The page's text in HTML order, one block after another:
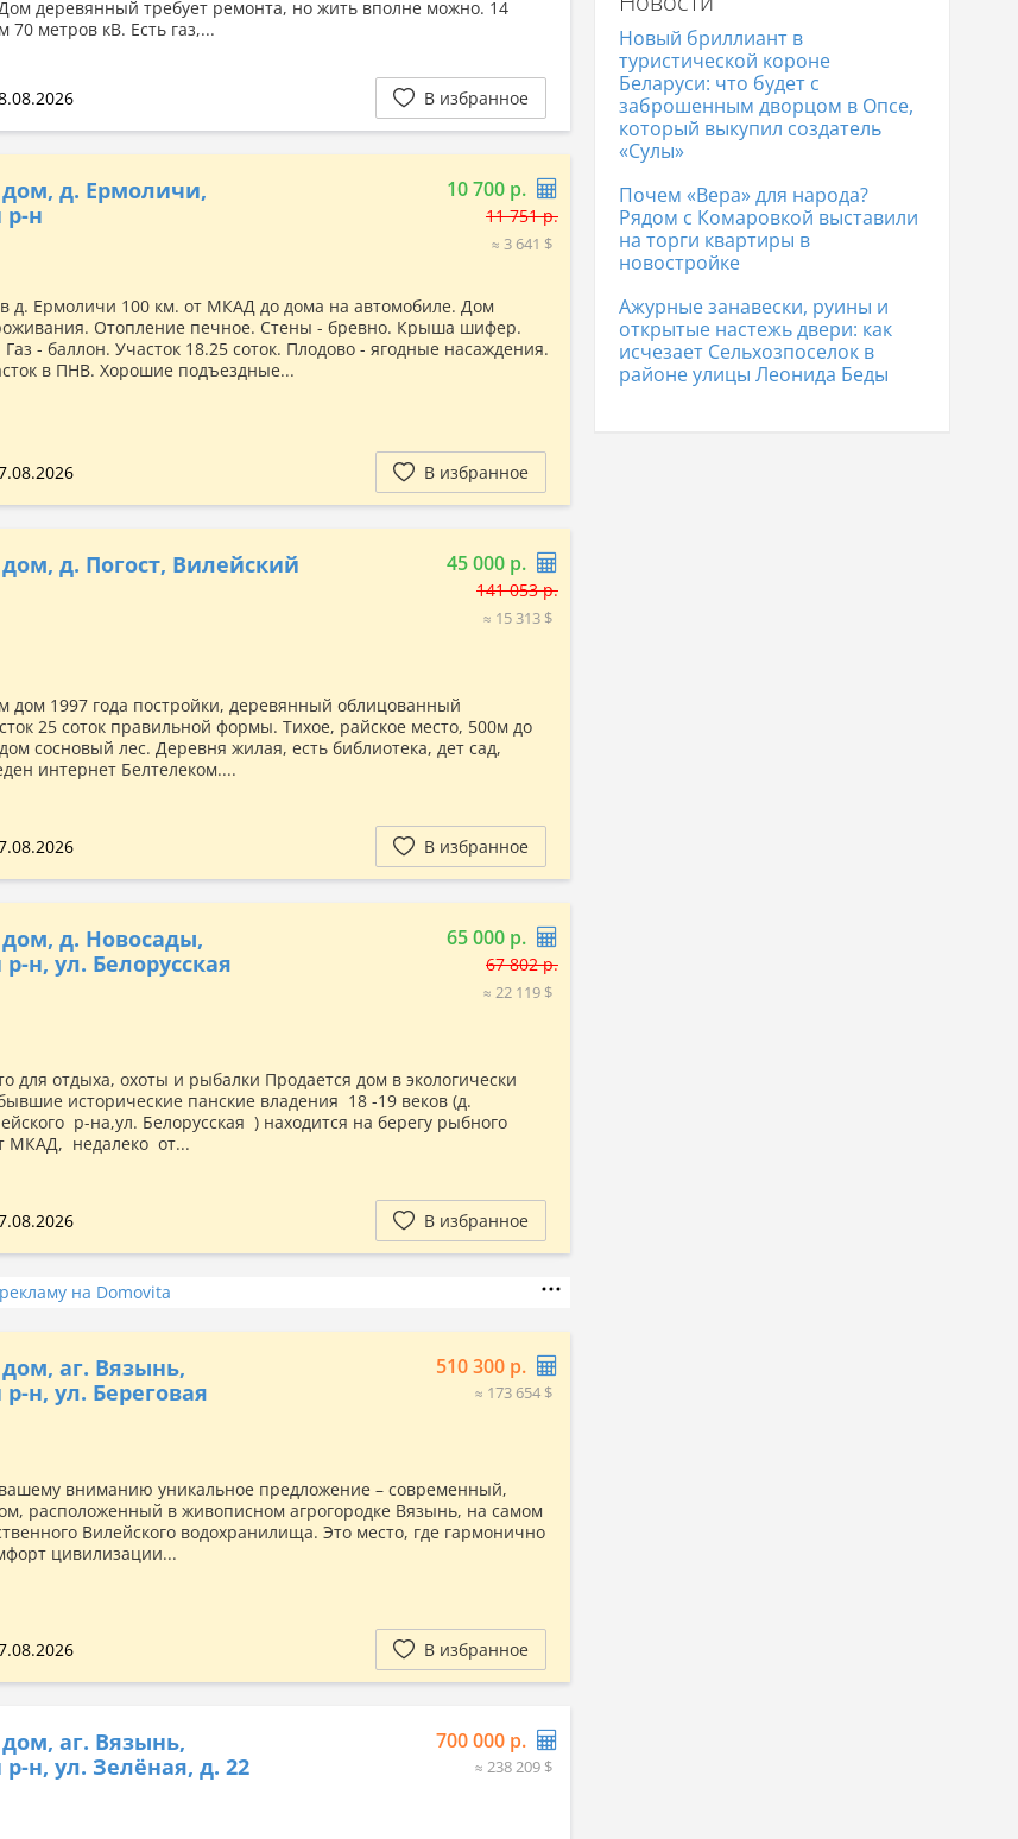
деревянный требует ремонта, но жить вполне можно. 14
70 метров кВ. Есть газ,...
В избранное
д. Ермоличи,
р-н
10 700 р.
11 751 р.
≈ 3 641 $
д. Ермоличи 100 км. от МКАД до дома на автомобиле. Дом
Отопление печное. Стены - бревно. Крыша шифер.
- баллон. Участок 18.25 соток. Плодово - ягодные насаждения.
в ПНВ. Хорошие подъездные...
В избранное
д. Погост, Вилейский
45 000 р.
141 053 р.
≈ 15 313 $
дом 1997 года постройки, деревянный облицованный
25 соток правильной формы. Тихое, райское место, 500м до
сосновый лес. Деревня жилая, есть библиотека, дет сад,
интернет Белтелеком....
В избранное
д. Новосады,
н, ул. Белорусская
65 000 р.
67 802 р.
≈ 22 119 $
для отдыха, охоты и рыбалки Продается дом в экологически
исторические панские владения 18 -19 веков (д.
р-на,ул. Белорусская ) находится на берегу рыбного
МКАД, недалеко от...
В избранное
на Domovita
аг. Вязынь,
н, ул. Береговая
510 300 р.
≈ 173 654 $
вниманию уникальное предложение – современный,
расположенный в живописном агрогородке Вязынь, на самом
Вилейского водохранилища. Это место, где гармонично
цивилизации...
В избранное
аг. Вязынь,
н, ул. Зелёная, д. 22
700 000 р.
≈ 238 209 $
Дома в Полоцке
Дома в Гродно
Дома в Лиде
Новый бриллиант в
туристической короне
Беларуси: что будет с
заброшенным дворцом в Опсе,
который выкупил создатель
«Сулы»
Почем «Вера» для народа?
Рядом с Комаровкой выставили
на торги квартиры в
новостройке
Ажурные занавески, руины и
открытые настежь двери: как
исчезает Сельхозпоселок в
районе улицы Леонида Беды